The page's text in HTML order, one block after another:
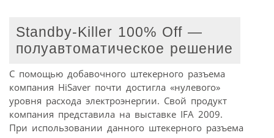
Standby-Killer 100% Off —
полуавтоматическое решение
С помощью добавочного штекерного разъема
компания HiSaver почти достигла «нулевого»
уровня расхода электроэнергии. Свой продукт
компания представила на выставке IFA 2009.
При использовании данного штекерного разъема